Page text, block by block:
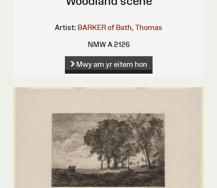
Artist: BARKER of Bath, Thomas
NMW A 2126
Mwy am yr eitem hon